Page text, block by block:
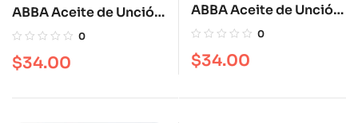
ABBA Aceite de Unción
Frankincense 4 oz
0
$34.00
ABBA Aceite de Unción
Hyssop 4 OZ
0
$34.00